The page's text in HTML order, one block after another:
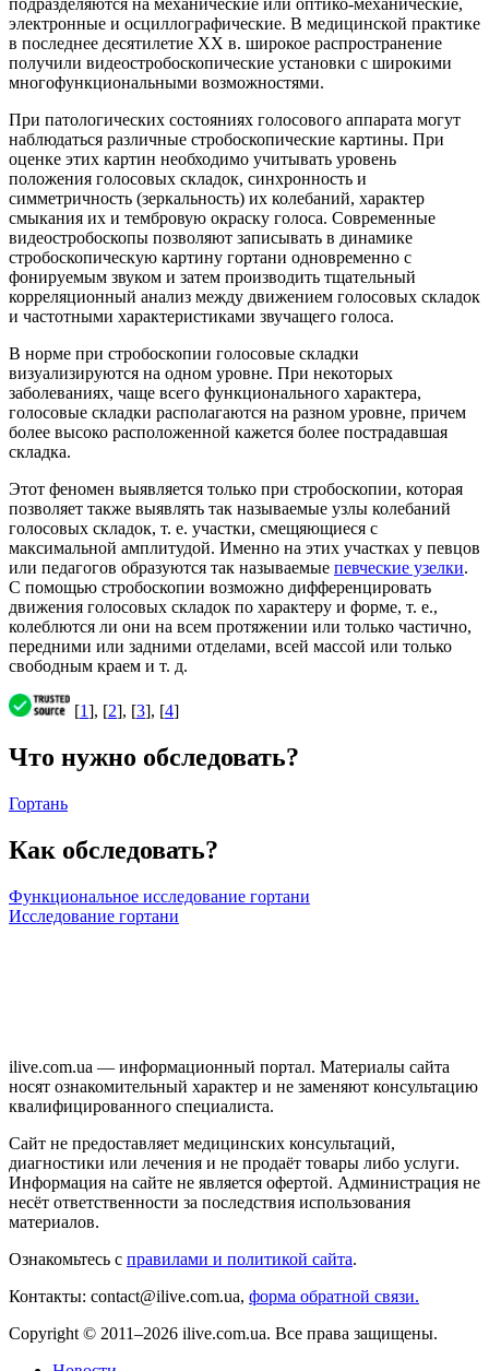
подразделяются на механические или оптико-механические,
электронные и осциллографические. В медицинской практике
в последнее десятилетие XX в. широкое распространение
получили видеостробоскопические установки с широкими
многофункциональными возможностями.
При патологических состояниях голосового аппарата могут
наблюдаться различные стробоскопические картины. При
оценке этих картин необходимо учитывать уровень
положения голосовых складок, синхронность и
симметричность (зеркальность) их колебаний, характер
смыкания их и тембровую окраску голоса. Современные
видеостробоскопы позволяют записывать в динамике
стробоскопическую картину гортани одновременно с
фонируемым звуком и затем производить тщательный
корреляционный анализ между движением голосовых складок
и частотными характеристиками звучащего голоса.
В норме при стробоскопии голосовые складки
визуализируются на одном уровне. При некоторых
заболеваниях, чаще всего функционального характера,
голосовые складки располагаются на разном уровне, причем
более высоко расположенной кажется более пострадавшая
складка.
Этот феномен выявляется только при стробоскопии, которая
позволяет также выявлять так называемые узлы колебаний
голосовых складок, т. е. участки, смещяющиеся с
максимальной амплитудой. Именно на этих участках у певцов
или педагогов образуются так называемые певческие узелки.
С помощью стробоскопии возможно дифференцировать
движения голосовых складок по характеру и форме, т. е.,
колеблются ли они на всем протяжении или только частично,
передними или задними отделами, всей массой или только
свободным краем и т. д.
[1], [2], [3], [4]
Что нужно обследовать?
Гортань
Как обследовать?
Функциональное исследование гортани
Исследование гортани
ilive.com.ua — информационный портал. Материалы сайта
носят ознакомительный характер и не заменяют консультацию
квалифицированного специалиста.
Сайт не предоставляет медицинских консультаций,
диагностики или лечения и не продаёт товары либо услуги.
Информация на сайте не является офертой. Администрация не
несёт ответственности за последствия использования
материалов.
Ознакомьтесь с правилами и политикой сайта.
Контакты: contact@ilive.com.ua, форма обратной связи.
Copyright © 2011–2026 ilive.com.ua. Все права защищены.